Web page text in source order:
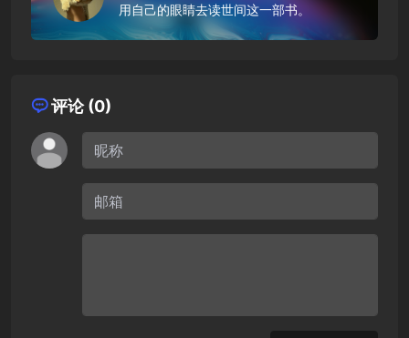
用自己的眼睛去读世间这一部书。
评论 (0)